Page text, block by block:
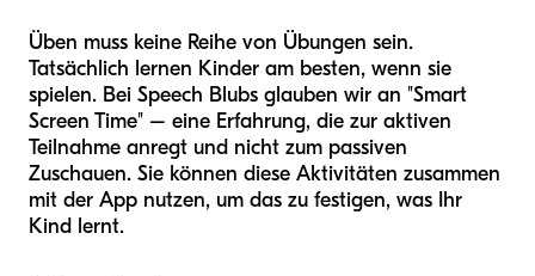
Üben muss keine Reihe von Übungen sein.
Tatsächlich lernen Kinder am besten, wenn sie
spielen. Bei Speech Blubs glauben wir an "Smart
Screen Time" – eine Erfahrung, die zur aktiven
Teilnahme anregt und nicht zum passiven
Zuschauen. Sie können diese Aktivitäten zusammen
mit der App nutzen, um das zu festigen, was Ihr
Kind lernt.